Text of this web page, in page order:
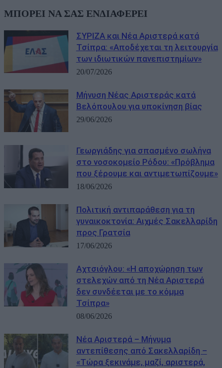
ΜΠΟΡΕΙ ΝΑ ΣΑΣ ΕΝΔΙΑΦΕΡΕΙ
ΣΥΡΙΖΑ και Νέα Αριστερά κατά
Τσίπρα: «Αποδέχεται τη λειτουργία
των ιδιωτικών πανεπιστημίων»
20/07/2026
Μήνυση Νέας Αριστεράς κατά
Βελόπουλου για υποκίνηση βίας
29/06/2026
Γεωργιάδης για σπασμένο σωλήνα
στο νοσοκομείο Ρόδου: «Πρόβλημα
που ξέρουμε και αντιμετωπίζουμε»
18/06/2026
Πολιτική αντιπαράθεση για τη
γυναικοκτονία: Αιχμές Σακελλαρίδη
προς Γρατσία
17/06/2026
Αχτσιόγλου: «Η αποχώρηση των
στελεχών από τη Νέα Αριστερά
δεν συνδέεται με το κόμμα
Τσίπρα»
08/06/2026
Νέα Αριστερά – Μήνυμα
αντεπίθεσης από Σακελλαρίδη –
«Τώρα ξεκινάμε, μαζί, αριστερά,